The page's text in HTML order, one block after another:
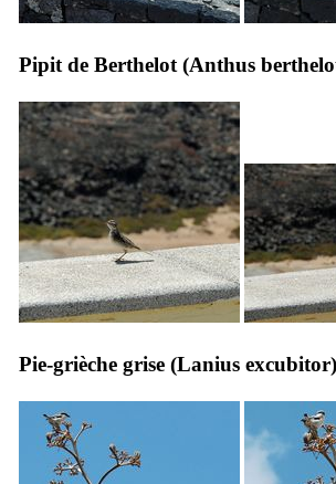
Pipit de Berthelot (Anthus
Pie-grièche grise (Lanius excubitor)